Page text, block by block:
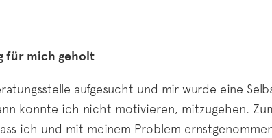
für mich geholt
aufgesucht und mir wurde eine
konnte ich nicht motivieren, mitzugehen.
ich und mit meinem Problem